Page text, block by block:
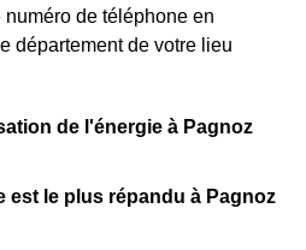
de téléphone en
département de votre lieu
de l'énergie à Pagnoz
est le plus répandu à Pagnoz